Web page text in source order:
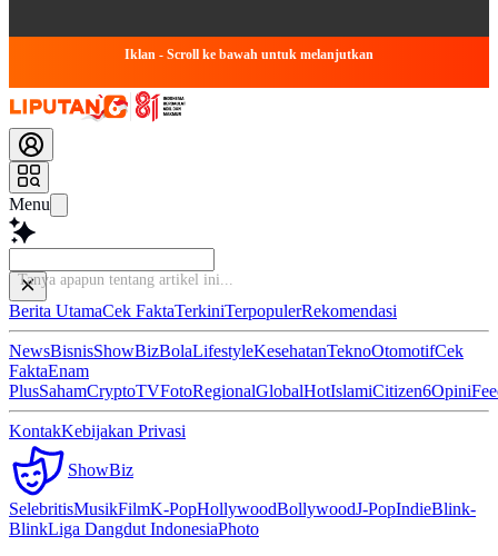
Iklan - Scroll ke bawah untuk melanjutkan
Menu
Baca le
Berita UtamaCek FaktaTerkiniTerpopulerRekomendasi
NewsBisnisShowBizBolaLifestyleKesehatanTeknoOtomotifCek
FaktaEnam
PlusSahamCryptoTVFotoRegionalGlobalHotIslamiCitizen6Opini
KontakKebijakan Privasi
ShowBiz
SelebritisMusikFilmK-PopHollywoodBollywoodJ-PopIndieBlink-
BlinkLiga Dangdut IndonesiaPhoto